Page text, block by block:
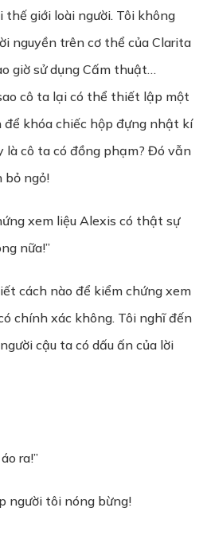
thế giới loài người. Tôi không
nguyền trên cơ thể của Clarita
giờ sử dụng Cấm thuật…
cô ta lại có thể thiết lập một
khóa chiếc hộp đựng nhật kí
là cô ta có đồng phạm? Đó vẫn
bỏ ngỏ!
xem liệu Alexis có thật sự
nữa!”
cách nào để kiểm chứng xem
chính xác không. Tôi nghĩ đến
cậu ta có dấu ấn của lời
ra!”
người tôi nóng bừng!